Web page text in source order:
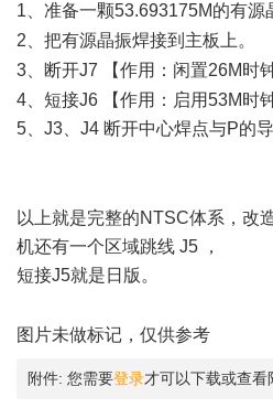
1、准备一颗53.693175M的有源
2、把有源晶振焊接到主板上。
3、断开J7 【作用：闲置26M时
4、短接J6 【作用：启用53M时
5、J3、J4 断开中心焊点与P的
以上就是完整的NTSC体系，改
机还有一个区域跳线 J5 ，
短接J5就是日版。
图片未做标记，仅供参考
附件: 您需要登录才可以下载或查看